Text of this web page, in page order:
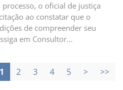
o oficial de justiça
ao constatar que o
de compreender seu
em Consultor...
1 2 3 4 5 > >>